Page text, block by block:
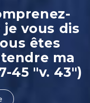
vous dis
êtes
ma
45 "v. 43")